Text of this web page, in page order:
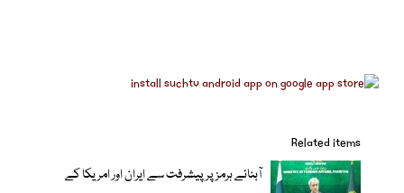
Related items
آبنائے ہرمز پر پیشرفت سے ایران اور امریکا کے